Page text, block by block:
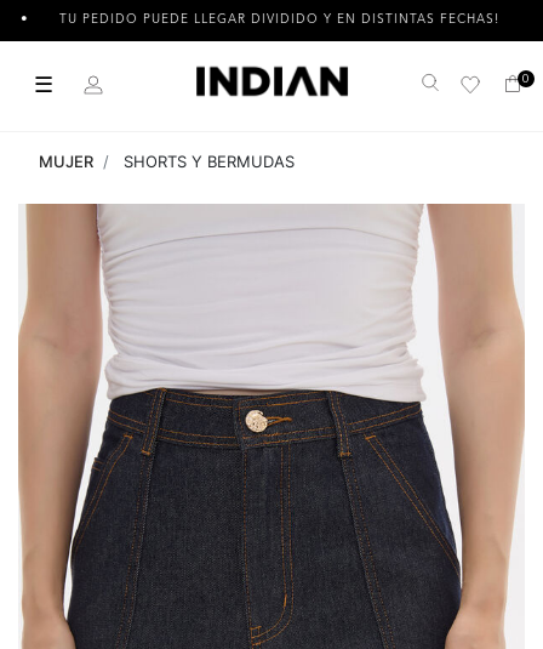
TU PEDIDO PUEDE LLEGAR DIVIDIDO Y EN DISTINTAS FECHAS!
☰ Buscar 0
MUJER SHORTS Y BERMUDAS